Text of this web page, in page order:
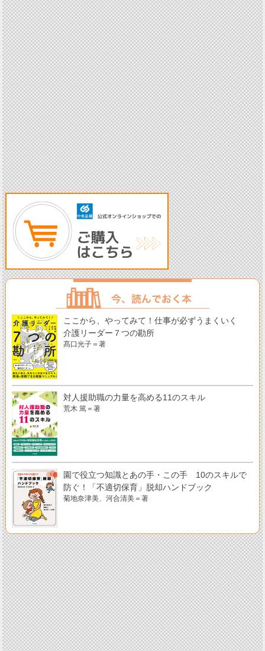
ここから、やってみて！仕事が必ずうまくいく
介護リーダー７つの勘所
髙口光子＝著
対人援助職の力量を高める11のスキル
荒木 篤＝著
園で役立つ知識とあの手・この手 10のスキルで
防ぐ！「不適切保育」脱却ハンドブック
菊地奈津美、河合清美＝著